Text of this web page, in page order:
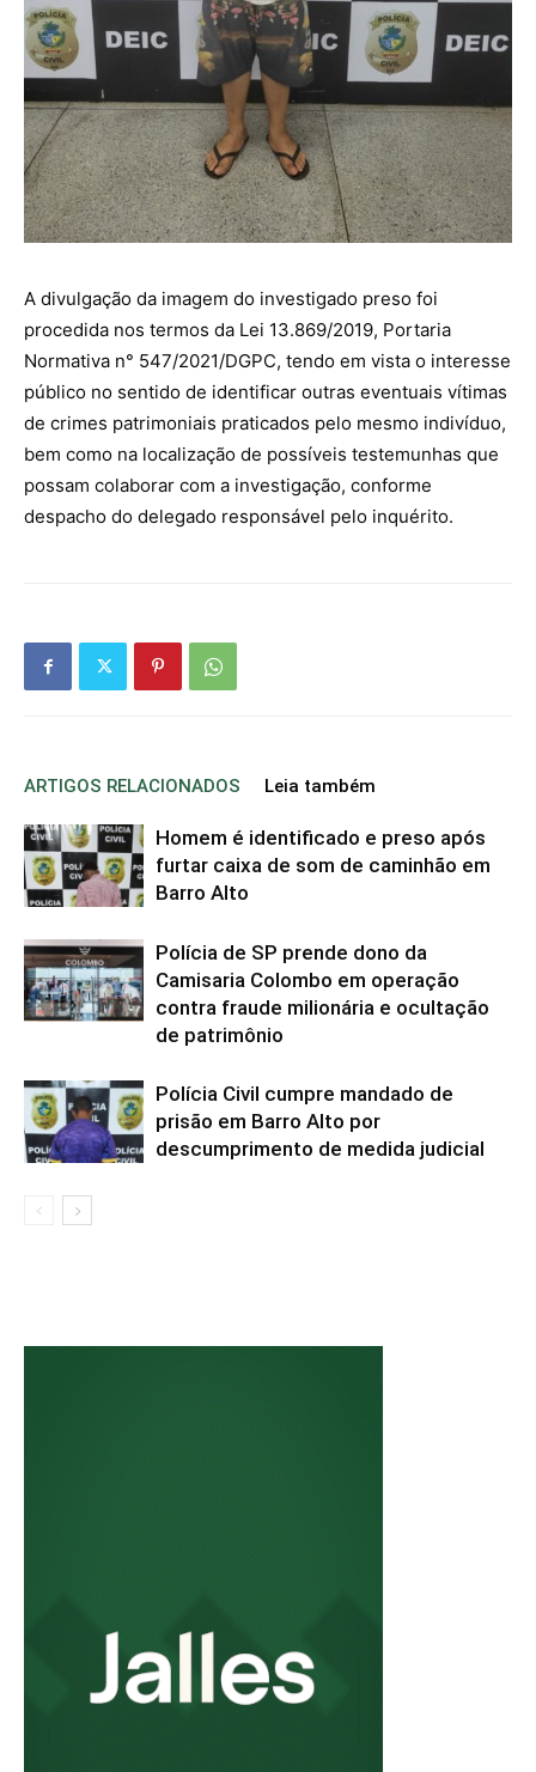
A divulgação da imagem do investigado preso foi
procedida nos termos da Lei 13.869/2019, Portaria
Normativa n° 547/2021/DGPC, tendo em vista o interesse
público no sentido de identificar outras eventuais vítimas
de crimes patrimoniais praticados pelo mesmo indivíduo,
bem como na localização de possíveis testemunhas que
possam colaborar com a investigação, conforme
despacho do delegado responsável pelo inquérito.
ARTIGOS RELACIONADOS Leia também
Homem é identificado e preso após
furtar caixa de som de caminhão em
Barro Alto
Polícia de SP prende dono da
Camisaria Colombo em operação
contra fraude milionária e ocultação
de patrimônio
Polícia Civil cumpre mandado de
prisão em Barro Alto por
descumprimento de medida judicial